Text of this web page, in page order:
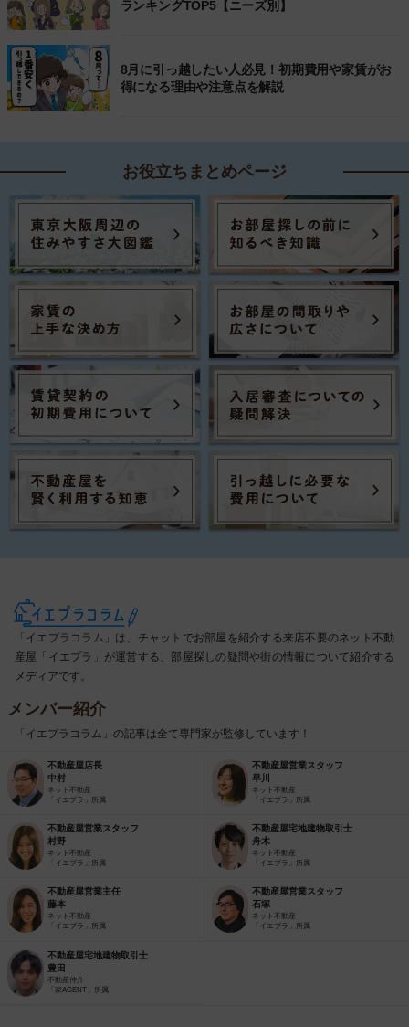
ランキングTOP5【ニーズ別】
8月に引っ越したい人必見！初期費用や家賃がお
得になる理由や注意点を解説
お役立ちまとめページ
「イエプラコラム」は、チャットでお部屋を紹介する来店不要のネット不動
産屋「イエプラ」が運営する、部屋探しの疑問や街の情報について紹介する
メディアです。
メンバー紹介
「イエプラコラム」の記事は全て専門家が監修しています！
不動産屋店長
中村
ネット不動産
「イエプラ」所属
不動産屋営業スタッフ
早川
ネット不動産
「イエプラ」所属
不動産屋営業スタッフ
村野
ネット不動産
「イエプラ」所属
不動産屋宅地建物取引士
舟木
ネット不動産
「イエプラ」所属
不動産屋営業主任
藤本
ネット不動産
「イエプラ」所属
不動産屋営業スタッフ
石塚
ネット不動産
「イエプラ」所属
不動産屋宅地建物取引士
豊田
不動産仲介
「家AGENT」所属